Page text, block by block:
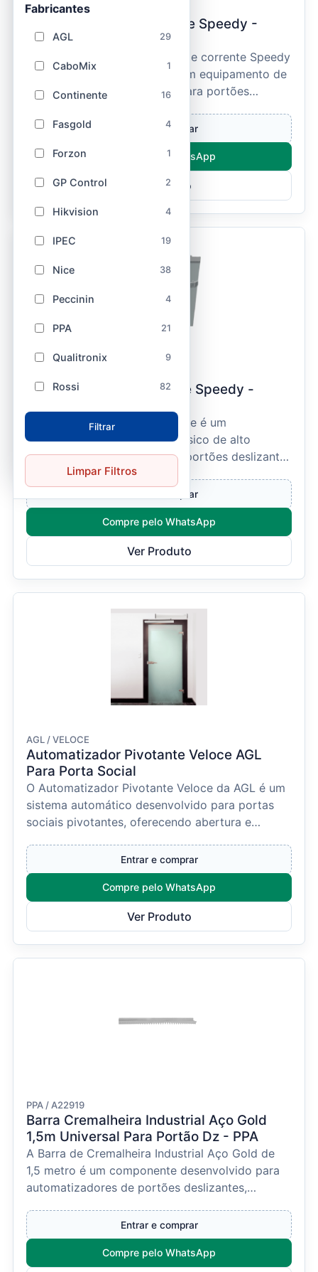
Fabricantes
AGL 29
CaboMix 1
Continente 16
Fasgold 4
Forzon 1
GP Control 2
Hikvision 4
IPEC 19
Nice 38
Peccinin 4
PPA 21
Qualitronix 9
Rossi 82
Filtrar
Limpar Filtros
Continente / 207638
Automatizador Basculante Speedy -
BCS100 – Continente
O Automatizador Basculante de corrente Speedy
BCS100/03 da Continente é um equipamento de
alto desempenho projetado para portões
Entrar e comprar
Compre pelo WhatsApp
Ver Produto
Automatizador Deslizante Speedy -
O DS100 Speedy da Continente é um
movimentador eletrônico trifásico de alto
desempenho, projetado para portões deslizantes
de uso comercial e semi-...
Entrar e comprar
Compre pelo WhatsApp
Ver Produto
AGL / VELOCE
Automatizador Pivotante Veloce AGL
Para Porta Social
O Automatizador Pivotante Veloce da AGL é um
sistema automático desenvolvido para portas
sociais pivotantes, oferecendo abertura e
Entrar e comprar
Compre pelo WhatsApp
Ver Produto
PPA / A22919
Barra Cremalheira Industrial Aço Gold
1,5m Universal Para Portão Dz - PPA
A Barra de Cremalheira Industrial Aço Gold de
1,5 metro é um componente desenvolvido para
automatizadores de portões deslizantes,
Entrar e comprar
Compre pelo WhatsApp